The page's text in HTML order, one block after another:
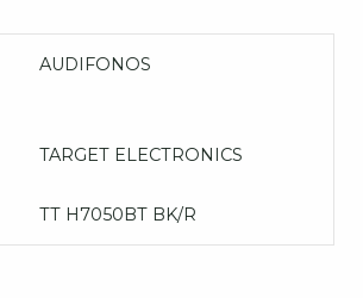
AUDIFONOS
TARGET ELECTRONICS
TT H7050BT BK/R